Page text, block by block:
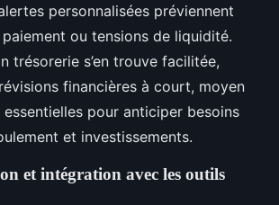
personnalisées préviennent
ou tensions de liquidité.
trésorerie s’en trouve facilitée,
financières à court, moyen
pour anticiper besoins
et investissements.
et intégration avec les outils